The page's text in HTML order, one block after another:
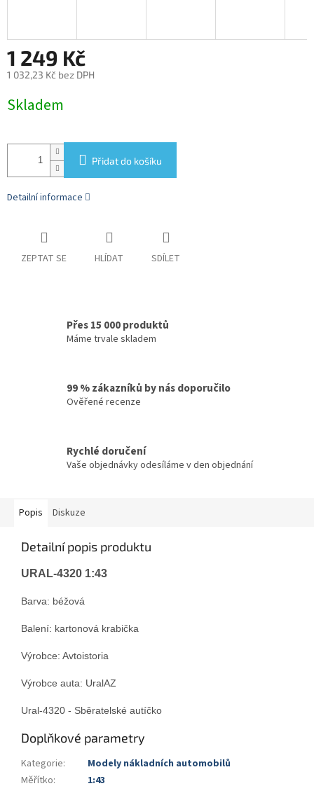
1 249 Kč
1 032,23 Kč bez DPH
cena:
Skladem
Přidat do košíku
Detailní informace
ZEPTAT SE HLÍDAT SDÍLET
Přes 15 000 produktů
Máme trvale skladem
99 % zákazníků by nás doporučilo
Ověřené recenze
Rychlé doručení
Vaše objednávky odesíláme v den objednání
Popis Diskuze
Detailní popis produktu
URAL-4320 1:43
Barva: béžová
Balení: kartonová krabička
Výrobce: Avtoistoria
Výrobce auta: UralAZ
Ural-4320 - Sběratelské autíčko
Doplňkové parametry
Kategorie:
Modely nákladních automobilů
Měřítko: 1:43